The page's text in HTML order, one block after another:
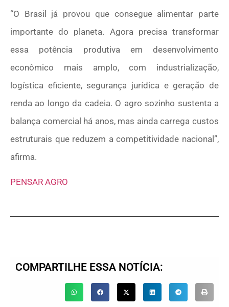
“O Brasil já provou que consegue alimentar parte
importante do planeta. Agora precisa transformar
essa potência produtiva em desenvolvimento
econômico mais amplo, com industrialização,
logística eficiente, segurança jurídica e geração de
renda ao longo da cadeia. O agro sozinho sustenta a
balança comercial há anos, mas ainda carrega custos
estruturais que reduzem a competitividade nacional”,
afirma.
PENSAR AGRO
COMPARTILHE ESSA NOTÍCIA: